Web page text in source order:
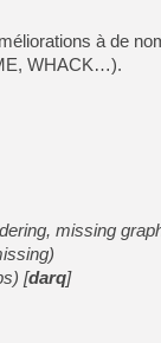
Déjà des
Brickboy cherche à
Minecraft et ses «
Beast of
Ubisoft : fin de partie
Mémoire cash -
Dan Houser (GTA)
Comment EA Sports
Crimson Moon : un
Isle of Reveries : le
Moonlighter 2 : The
Capcom relance
à de
WHACK…).
missing
[darq]